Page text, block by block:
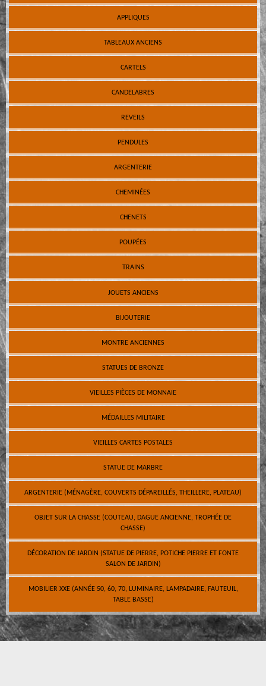
APPLIQUES
TABLEAUX ANCIENS
CARTELS
CANDELABRES
REVEILS
PENDULES
ARGENTERIE
CHEMINÉES
CHENETS
POUPÉES
TRAINS
JOUETS ANCIENS
BIJOUTERIE
MONTRE ANCIENNES
STATUES DE BRONZE
VIEILLES PIÈCES DE MONNAIE
MÉDAILLES MILITAIRE
VIEILLES CARTES POSTALES
STATUE DE MARBRE
ARGENTERIE (MÉNAGÈRE, COUVERTS DÉPAREILLÉS, THEILLERE, PLATEAU)
OBJET SUR LA CHASSE (COUTEAU, DAGUE ANCIENNE, TROPHÉE DE
CHASSE)
DÉCORATION DE JARDIN (STATUE DE PIERRE, POTICHE PIERRE ET FONTE
SALON DE JARDIN)
MOBILIER XXE (ANNÉE 50, 60, 70, LUMINAIRE, LAMPADAIRE, FAUTEUIL,
TABLE BASSE)